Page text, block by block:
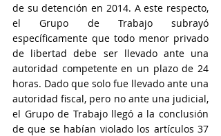
de su detención en 2014. A este respecto,
el Grupo de Trabajo subrayó
específicamente que todo menor privado
de libertad debe ser llevado ante una
autoridad competente en un plazo de 24
horas. Dado que solo fue llevado ante una
autoridad fiscal, pero no ante una judicial,
el Grupo de Trabajo llegó a la conclusión
de que se habían violado los artículos 37